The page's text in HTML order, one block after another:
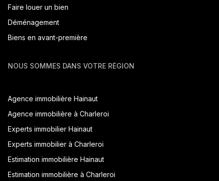
Faire louer un bien
Déménagement
Biens en avant-première
NOUS SOMMES DANS VOTRE RÉGION
Agence immobilière Hainaut
Agence immobilière à Charleroi
Experts immobilier Hainaut
Experts immobilier à Charleroi
Estimation immobilière Hainaut
Estimation immobilière à Charleroi